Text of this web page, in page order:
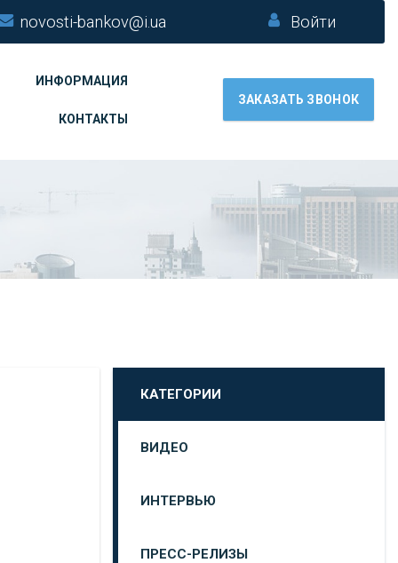
novosti-bankov@i.ua Войти
ИНФОРМАЦИЯ
КОНТАКТЫ
ЗАКАЗАТЬ ЗВОНОК
КАТЕГОРИИ
ВИДЕО
ИНТЕРВЬЮ
ПРЕСС-РЕЛИЗЫ